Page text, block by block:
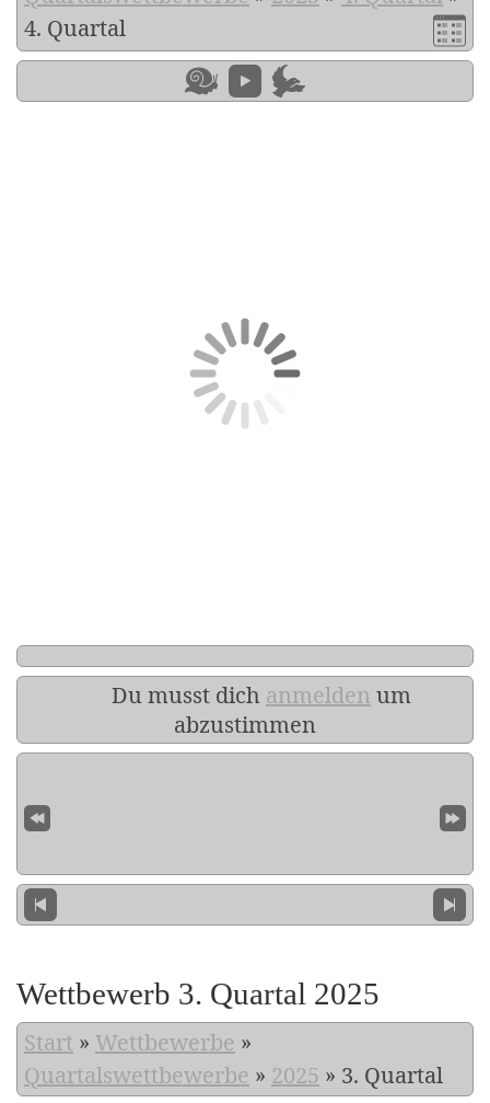
4. Quartal
Du musst dich anmelden um
abzustimmen
Wettbewerb 3. Quartal 2025
Start » Wettbewerbe »
Quartalswettbewerbe » 2025 » 3. Quartal